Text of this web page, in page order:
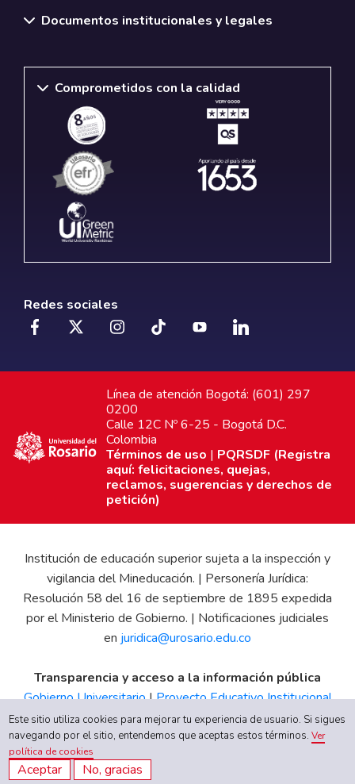
Documentos institucionales y legales
Comprometidos con la calidad
Redes sociales
Línea de atención Bogotá: (601) 297
0200
Calle 12C Nº 6-25 - Bogotá D.C.
Colombia
Términos de uso | PQRSDF (Registra
aquí: felicitaciones, quejas,
reclamos, sugerencias y derechos de
petición)
Institución de educación superior sujeta a la inspección y
vigilancia del Mineducación. | Personería Jurídica:
Resolución 58 del 16 de septiembre de 1895 expedida
por el Ministerio de Gobierno. | Notificaciones judiciales
en juridica@urosario.edu.co
Transparencia y acceso a la información pública
Gobierno Universitario|Proyecto Educativo Institucional
|Informe de Gestión|Boletín Estadístico|Régimen
Tributario|Estados Financieros|Código de Ética|Canal
de Integridad UR
Este sitio utiliza cookies para mejorar tu experiencia de usuario. Si sigues
navegando por el sitio, entendemos que aceptas estos términos.Ver
política de cookies
Aceptar No, gracias